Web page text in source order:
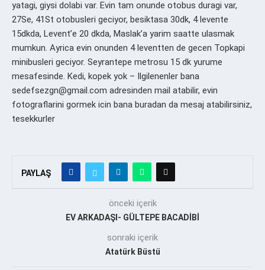
yatagi, giysi dolabi var. Evin tam onunde otobus duragi var,
27Se, 41St otobusleri geciyor, besiktasa 30dk, 4 levente
15dkda, Levent’e 20 dkda, Maslak’a yarim saatte ulasmak
mumkun. Ayrica evin onunden 4 leventten de gecen Topkapi
minibusleri geciyor. Seyrantepe metrosu 15 dk yurume
mesafesinde. Kedi, kopek yok – Ilgilenenler bana
sedefsezgn@gmail.com adresinden mail atabilir, evin
fotograflarini gormek icin bana buradan da mesaj atabilirsiniz,
tesekkurler
PAYLAŞ
önceki içerik
EV ARKADAŞI- GÜLTEPE BACADİBİ
sonraki içerik
Atatürk Büstü